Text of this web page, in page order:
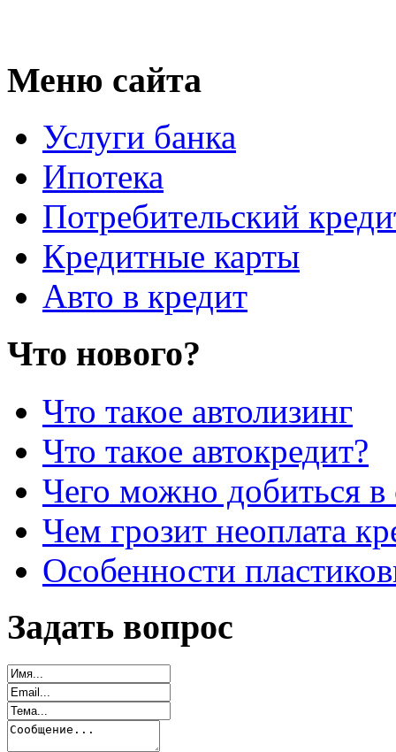
Меню сайта
Услуги банка
Ипотека
Потребительский
Кредитные карты
Авто в кредит
Что нового?
Что такое автолизинг
Что такое автокредит?
Чего можно добиться в
Чем грозит неоплата
Особенности
Задать вопрос